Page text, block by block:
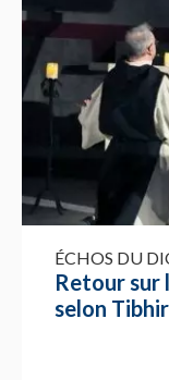
ÉCHOS DU
Retour sur
selon